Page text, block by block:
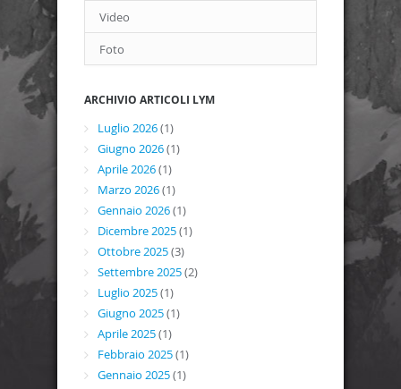
Video
Foto
ARCHIVIO ARTICOLI LYM
Luglio 2026(1)
Giugno 2026(1)
Aprile 2026(1)
Marzo 2026(1)
Gennaio 2026(1)
Dicembre 2025(1)
Ottobre 2025(3)
Settembre 2025(2)
Luglio 2025(1)
Giugno 2025(1)
Aprile 2025(1)
Febbraio 2025(1)
Gennaio 2025(1)